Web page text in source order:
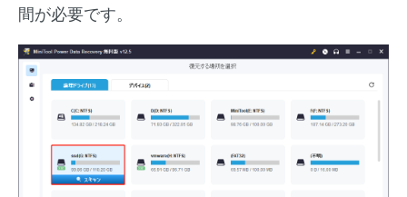
間が必要です。